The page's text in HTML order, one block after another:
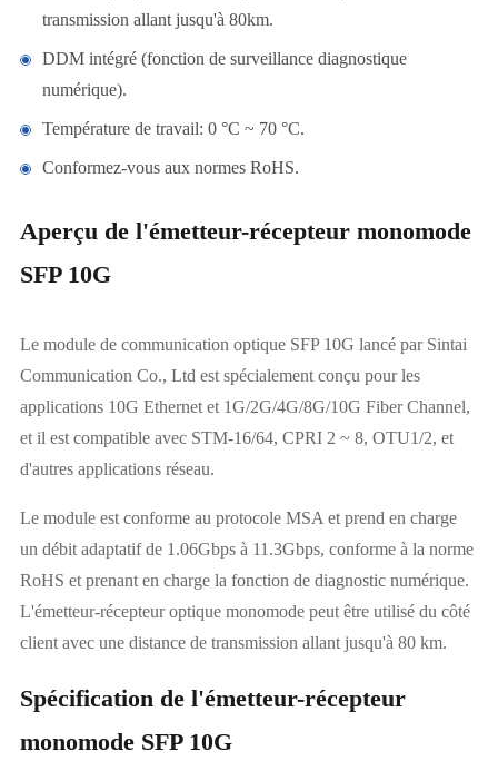
transmission allant jusqu'à 80km.
DDM intégré (fonction de surveillance diagnostique
numérique).
Température de travail: 0 °C ~ 70 °C.
Conformez-vous aux normes RoHS.
Aperçu de l'émetteur-récepteur monomode
SFP 10G
Le module de communication optique SFP 10G lancé par Sintai
Communication Co., Ltd est spécialement conçu pour les
applications 10G Ethernet et 1G/2G/4G/8G/10G Fiber Channel,
et il est compatible avec STM-16/64, CPRI 2 ~ 8, OTU1/2, et
d'autres applications réseau.
Le module est conforme au protocole MSA et prend en charge
un débit adaptatif de 1.06Gbps à 11.3Gbps, conforme à la norme
RoHS et prenant en charge la fonction de diagnostic numérique.
L'émetteur-récepteur optique monomode peut être utilisé du côté
client avec une distance de transmission allant jusqu'à 80 km.
Spécification de l'émetteur-récepteur
monomode SFP 10G